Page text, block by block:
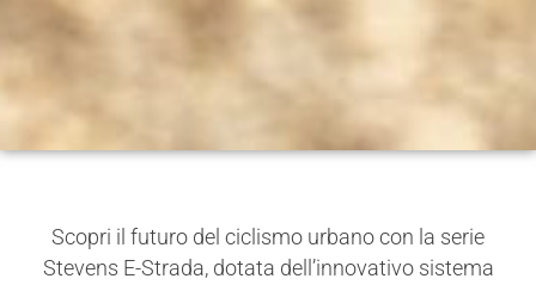
Scopri il futuro del ciclismo urbano con la serie
Stevens E-Strada, dotata dell’innovativo sistema